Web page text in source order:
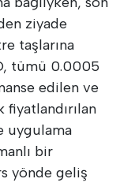
ziyade
taşlarına
tümü 0.0005
edilen ve
uygulama
bir
yönde geliş